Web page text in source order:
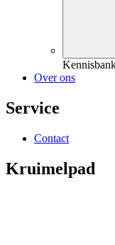
Over ons
Service
Contact
Kruimelpad